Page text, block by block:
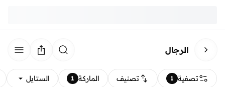
الرجال
تصفية 1 تصنيف الماركة 1 الستايل